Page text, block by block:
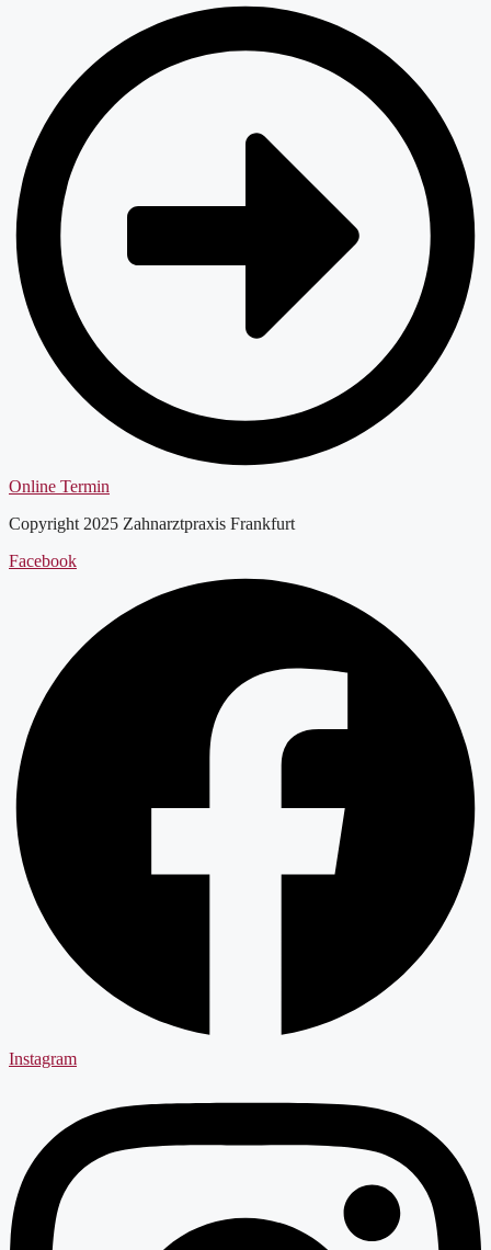
Online Termin
Copyright 2025 Zahnarztpraxis Frankfurt
Facebook
Instagram